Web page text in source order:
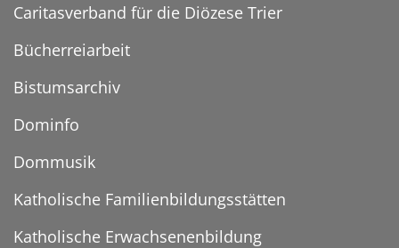
Caritasverband für die Diözese Trier
Bücherreiarbeit
Bistumsarchiv
Dominfo
Dommusik
Katholische Familienbildungsstätten
Katholische Erwachsenenbildung